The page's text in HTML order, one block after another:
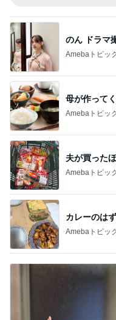
のん ドラマ
Amebaトピッ
母が作って
Amebaトピッ
夫が買った
Amebaトピッ
カレーのは
Amebaトピッ